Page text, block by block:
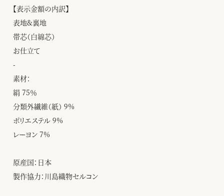
【表示金額の内訳】
表地&裏地
帯芯（白綿芯）
お仕立て
-
素材：
絹 75％
分類外繊維（紙） 9%
ポリエステル 9%
レーヨン 7%
原産国：日本
製作協力：川島織物セルコン